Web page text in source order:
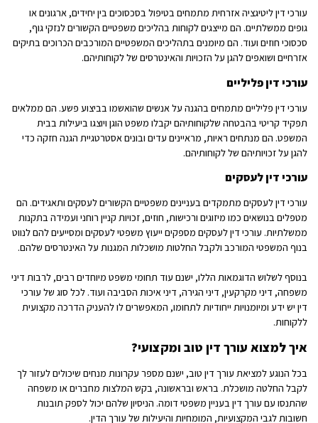
עורכי דין ליטיגציה אזרחית מתמחים בטיפול בסכסוכים בין יחידים, ארגונים או
גופים ממשלתיים. הם מייצגים לקוחות בהליכים משפטיים הקשורים לנזקי גוף,
סכסוכי חוזים ועוד. הם מיומנים בתהליכים המשפטיים המורכבים הכרוכים בתיקים
אזרחיים ושואפים להגן על הזכויות והאינטרסים של לקוחותיהם.
עורכי דין פליליים
עורכי דין פליליים מתמחים בהגנה על אנשים שהואשמו בביצוע פשע. הם ממלאים
תפקיד קריטי בהבטחה שלקוחותיהם יקבלו משפט הוגן ויוצגו ביעילות בבית
המשפט. הם מנתחים ראיות, מראיינים עדים ובונים אסטרטגיית הגנה חזקה כדי
להגן על זכויותיהם של לקוחותיהם.
עורכי דין לעסקים
עורכי דין לעסקים מתמקדים בעניינים משפטיים הקשורים לעסקים ותאגידים. הם
מטפלים בנושאים כמו מיזוגים ורכישות, חוזים, זכויות קניין רוחני ועמידה בתקנות
ממשלתיות. עורכי דין לעסקים מספקים ייעוץ משפטי לעסקים ומסייעים להם לנווט
בנוף המשפטי המורכב ולקבל החלטות מושכלות המגנות על האינטרסים שלהם.
בנוסף לשלוש הדוגמאות הללו, ישנם עוד תחומי משפט מיוחדים רבים, לרבות דיני
משפחה, דיני מקרקעין, דיני הגירה, דיני איכות הסביבה ועוד. לכל סוג של עורכי
דין יש ידע ומיומנויות ייחודיות לתחומו, המאפשרים לו להעניק הדרכה מקצועית
ללקוחות.
איך למצוא עורך דין טוב ומקצועי?
בכל הנוגע למציאת עורך דין טוב, ישנם מספר עקרונות מנחים שיכולים לעזור לך
לקבל החלטה מושכלת. בראש ובראשונה, בקש המלצות מחברים או משפחה
שהתנסו עם עורך דין בעניין משפטי דומה. הניסיון שלהם יכול לספק תובנות
חשובות לגבי המקצועיות, המומחיות והיעילות של עורך הדין.